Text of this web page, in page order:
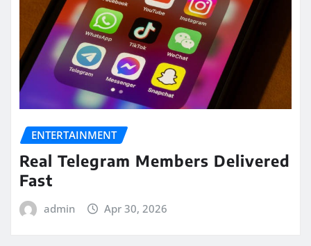
ENTERTAINMENT
Real Telegram Members Delivered
Fast
admin Apr 30, 2026